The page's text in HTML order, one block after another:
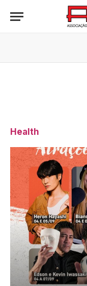
Health